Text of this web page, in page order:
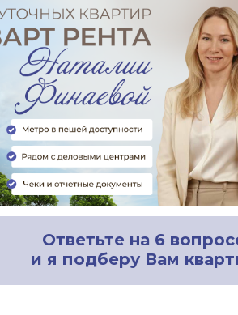
Ответьте на 6
и я подберу Вам